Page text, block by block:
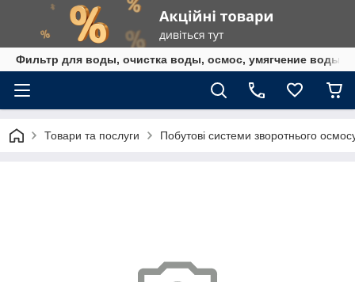
Фильтр для воды, очистка воды, осмос, умягчение воды,
Товари та послуги Побутові системи зворотнього